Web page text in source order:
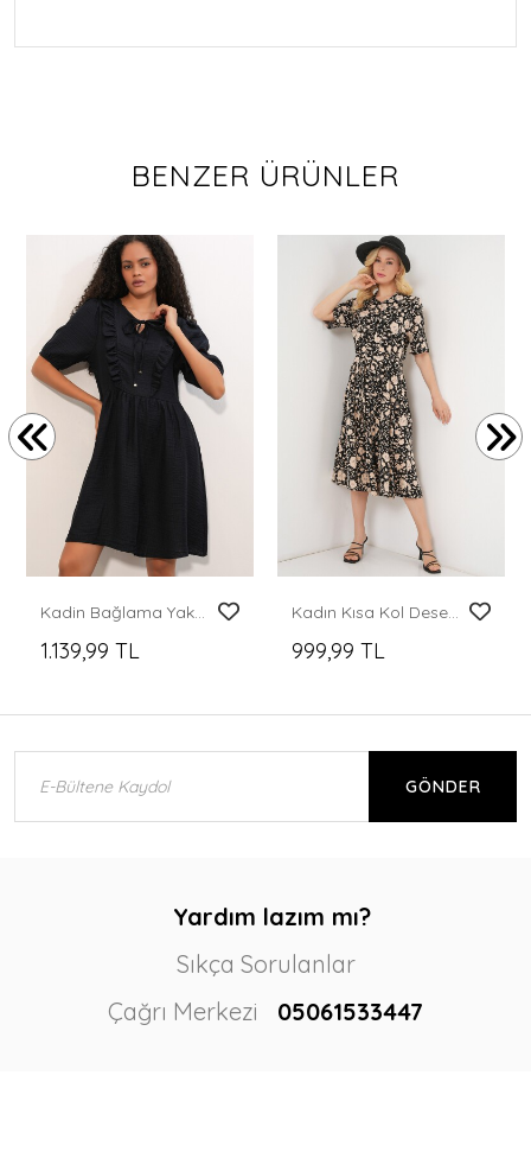
BENZER ÜRÜNLER
Kadin Bağlama Yakalı Kısa Kol Büzgülü Elbise 2600 - Siyah
1.139,99 TL
Kadın Kısa Kol Desenli Elbise 2560 - Siyah
999,99 TL
GÖNDER
Yardım lazım mı?
Sıkça Sorulanlar
Çağrı Merkezi
05061533447